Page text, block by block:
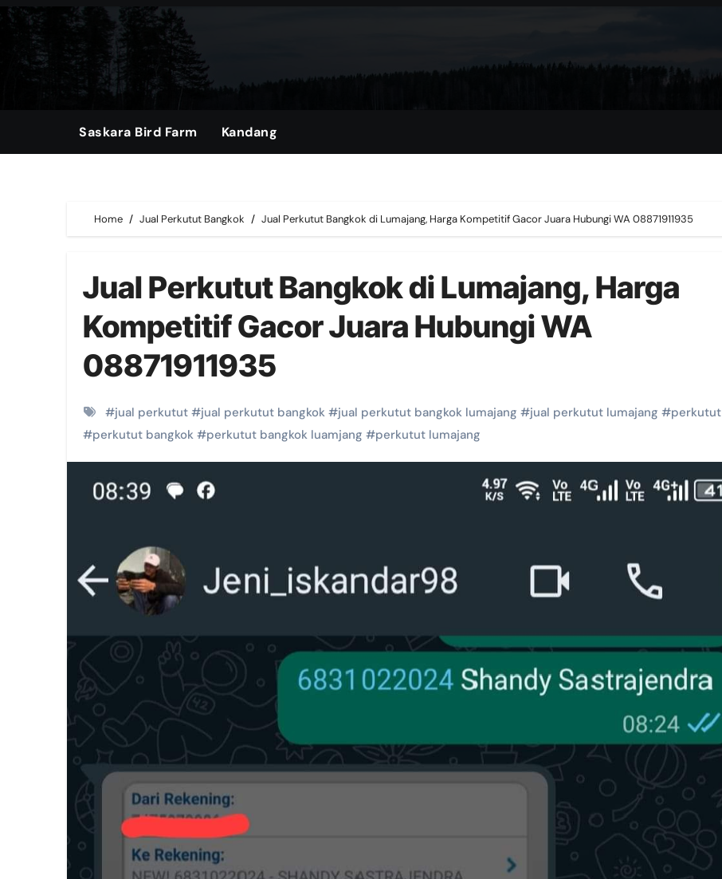
Skip
content
Saskara Bird Farm Kandang
Home Jual Perkutut Bangkok Jual Perkutut Bangkok di Lumajang, Harga Kompetitif Gacor Juara Hubungi WA 08871911935
Jual Perkutut Bangkok di Lumajang, Harga
Kompetitif Gacor Juara Hubungi WA
08871911935
#jual perkutut #jual perkutut bangkok #jual perkutut bangkok lumajang #jual perkutut lumajang #perkutut
#perkutut bangkok #perkutut bangkok luamjang #perkutut lumajang